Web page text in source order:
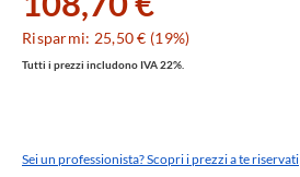
Risparmi: 25,50 € (19%)
Tutti i prezzi includono IVA 22%.
Sei un professionista? Scopri i prezzi a te riservati